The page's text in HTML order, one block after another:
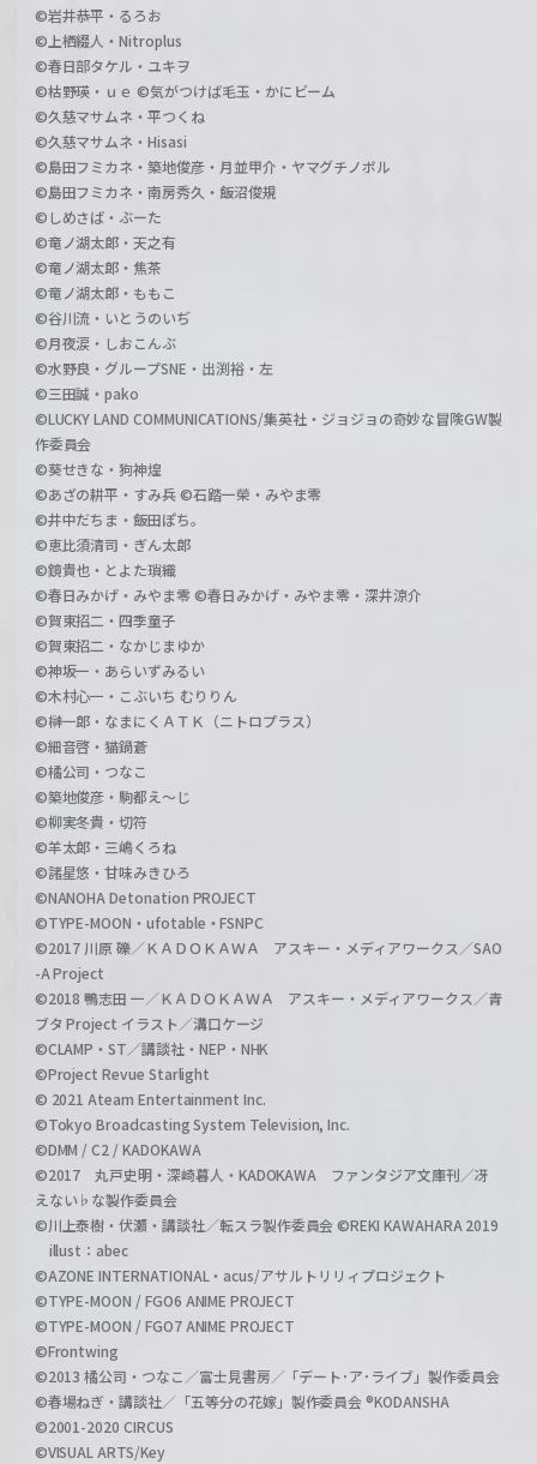
©岩井恭平・るろお
©上栖綴人・Nitroplus
©春日部タケル・ユキヲ
©枯野瑛・ｕｅ ©気がつけば毛玉・かにビーム
©久慈マサムネ・平つくね
©久慈マサムネ・Hisasi
©島田フミカネ・築地俊彦・月並甲介・ヤマグチノボル
©島田フミカネ・南房秀久・飯沼俊規
©しめさば・ぶーた
©竜ノ湖太郎・天之有
©竜ノ湖太郎・焦茶
©竜ノ湖太郎・ももこ
©谷川流・いとうのいぢ
©月夜涙・しおこんぶ
©水野良・グループSNE・出渕裕・左
©三田誠・pako
©LUCKY LAND COMMUNICATIONS/集英社・ジョジョの奇妙な冒険GW製
作委員会
©葵せきな・狗神煌
©あざの耕平・すみ兵 ©石踏一榮・みやま零
©井中だちま・飯田ぽち。
©恵比須清司・ぎん太郎
©鏡貴也・とよた瑣織
©春日みかげ・みやま零 ©春日みかげ・みやま零・深井涼介
©賀東招二・四季童子
©賀東招二・なかじまゆか
©神坂一・あらいずみるい
©木村心一・こぶいち むりりん
©榊一郎・なまにくＡＴＫ（ニトロプラス）
©細音啓・猫鍋蒼
©橘公司・つなこ
©築地俊彦・駒都え～じ
©柳実冬貴・切符
©羊太郎・三嶋くろね
©諸星悠・甘味みきひろ
©NANOHA Detonation PROJECT
©TYPE-MOON・ufotable・FSNPC
©2017 川原 礫／ＫＡＤＯＫＡＷＡ アスキー・メディアワークス／SAO
-A Project
©2018 鴨志田 一／ＫＡＤＯＫＡＷＡ アスキー・メディアワークス／青
ブタ Project イラスト／溝口ケージ
©CLAMP・ST／講談社・NEP・NHK
©Project Revue Starlight
© 2021 Ateam Entertainment Inc.
©Tokyo Broadcasting System Television, Inc.
©DMM / C2 / KADOKAWA
©2017 丸戸史明・深崎暮人・KADOKAWA ファンタジア文庫刊／冴
えない♭な製作委員会
©川上泰樹・伏瀬・講談社／転スラ製作委員会 ©REKI KAWAHARA 2019
illust：abec
©AZONE INTERNATIONAL・acus/アサルトリリィプロジェクト
©TYPE-MOON / FGO6 ANIME PROJECT
©TYPE-MOON / FGO7 ANIME PROJECT
©Frontwing
©2013 橘公司・つなこ／富士見書房／「デート･ア･ライブ」製作委員会
©春場ねぎ・講談社／「五等分の花嫁」製作委員会 ®KODANSHA
©2001-2020 CIRCUS
©VISUAL ARTS/Key